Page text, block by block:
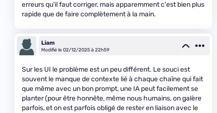
erreurs qu'il faut corriger, mais apparemment c'est bien plus
rapide que de faire complètement à la main.
Liam
Modifié le 02/12/2025 à 22h59
Sur les UI le problème est un peu différent. Le souci est
souvent le manque de contexte lié à chaque chaîne qui fait
que même avec un bon prompt, une IA peut facilement se
planter (pour être honnête, même nous humains, on galère
parfois, et on est parfois obligé de rester en liaison avec le